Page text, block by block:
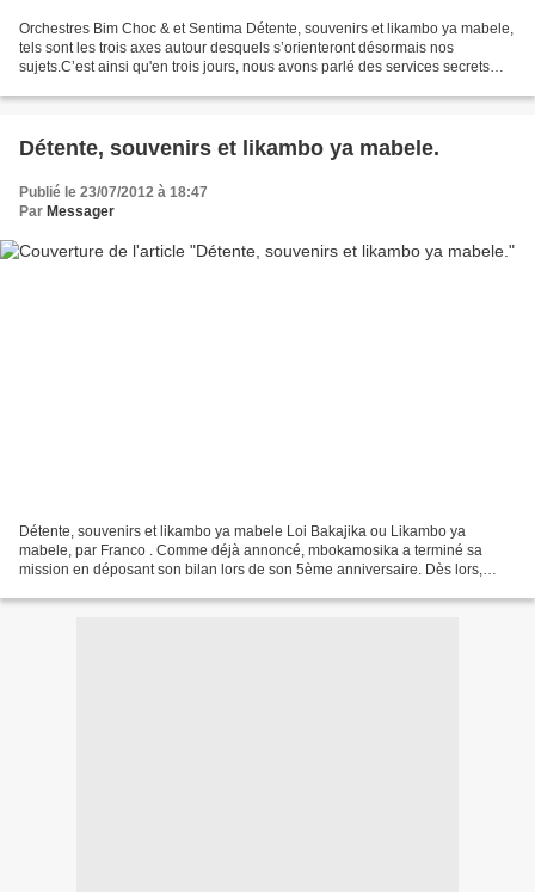
Orchestres Bim Choc & et Sentima Détente, souvenirs et likambo ya mabele,
tels sont les trois axes autour desquels s’orienteront désormais nos
sujets.C’est ainsi qu'en trois jours, nous avons parlé des services secrets
Détente, souvenirs et likambo ya mabele.
Publié le 23/07/2012 à 18:47
Par Messager
Détente, souvenirs et likambo ya mabele Loi Bakajika ou Likambo ya
mabele, par Franco . Comme déjà annoncé, mbokamosika a terminé sa
mission en déposant son bilan lors de son 5ème anniversaire. Dès lors,